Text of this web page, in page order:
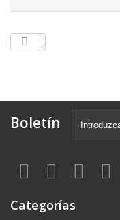
Boletín
Categorías